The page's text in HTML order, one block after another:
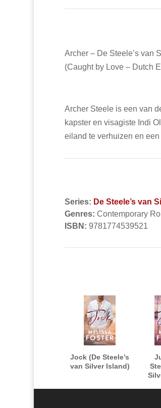
Archer – De Steele’s van
(Caught by Love – Dutch
Archer Steele is een van
kapster en visagiste Indi
eiland te verhuizen en
Series: De Steele’s van
Genres: Contemporary
ISBN: 9781774539521
Jock (De Steele’s
van Silver Island)